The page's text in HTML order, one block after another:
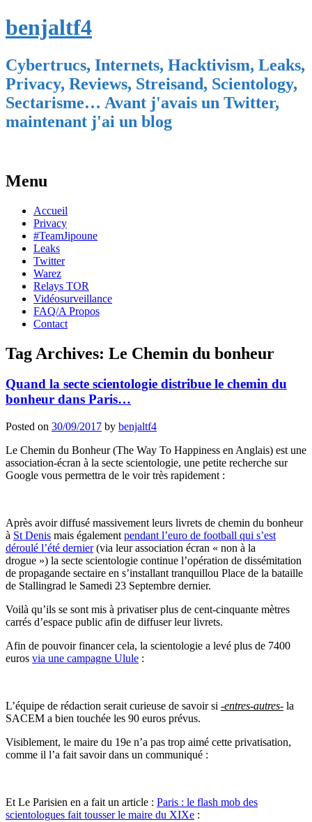
benjaltf4
Cybertrucs, Internets, Hacktivism, Leaks,
Privacy, Reviews, Streisand, Scientology,
Sectarisme… Avant j'avais un Twitter,
maintenant j'ai un blog
Menu
Skip
content
Accueil
Privacy
#TeamJipoune
Leaks
Twitter
Warez
Relays TOR
Vidéosurveillance
FAQ/A Propos
Contact
Tag Archives: Le Chemin du bonheur
Quand la secte scientologie distribue le chemin du
bonheur dans Paris…
Posted on 30/09/2017 by benjaltf4
Le Chemin du Bonheur (The Way To Happiness en Anglais) est une
association-écran à la secte scientologie, une petite recherche sur
Google vous permettra de le voir très rapidement :
Après avoir diffusé massivement leurs livrets de chemin du bonheur
à St Denis mais également pendant l’euro de football qui s’est
déroulé l’été dernier(via leur association écran « non à la
drogue ») la secte scientologie continue l’opération de dissémitation
de propagande sectaire en s’installant tranquillou Place de la bataille
de Stallingrad le Samedi 23 Septembre dernier.
Voilà qu’ils se sont mis à privatiser plus de cent-cinquante mètres
carrés d’espace public afin de diffuser leur livrets.
Afin de pouvoir financer cela, la scientologie a levé plus de 7400
euros via une campagne Ulule :
L’équipe de rédaction serait curieuse de savoir si -entres-autres- la
SACEM a bien touchée les 90 euros prévus.
Visiblement, le maire du 19e n’a pas trop aimé cette privatisation,
comme il l’a fait savoir dans un communiqué :
Et Le Parisien en a fait un article : Paris : le flash mob des
scientologues fait tousser le maire du XIXe :